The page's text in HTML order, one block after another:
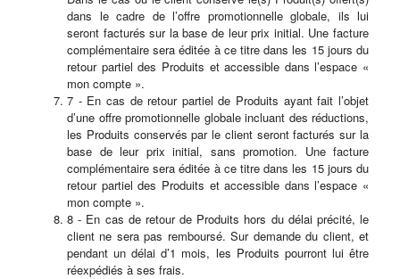
dans le cadre de l’offre promotionnelle globale, ils lui
seront facturés sur la base de leur prix initial. Une facture
complémentaire sera éditée à ce titre dans les 15 jours du
retour partiel des Produits et accessible dans l’espace «
mon compte ».
7 - En cas de retour partiel de Produits ayant fait l’objet
d’une offre promotionnelle globale incluant des réductions,
les Produits conservés par le client seront facturés sur la
base de leur prix initial, sans promotion. Une facture
complémentaire sera éditée à ce titre dans les 15 jours du
retour partiel des Produits et accessible dans l’espace «
mon compte ».
8 - En cas de retour de Produits hors du délai précité, le
client ne sera pas remboursé. Sur demande du client, et
pendant un délai d’1 mois, les Produits pourront lui être
réexpédiés à ses frais.